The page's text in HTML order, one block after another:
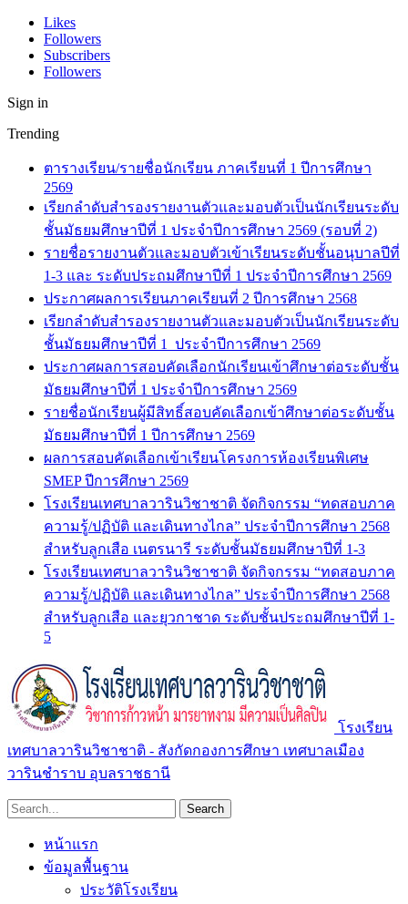
Likes
Followers
Subscribers
Followers
Sign in
Trending
ตารางเรียน/รายชื่อนักเรียน ภาคเรียนที่ 1 ปีการศึกษา
2569
เรียกลำดับสำรองรายงานตัวและมอบตัวเป็นนักเรียนระดับ
ชั้นมัธยมศึกษาปีที่ 1 ประจำปีการศึกษา 2569 (รอบที่ 2)
รายชื่อรายงานตัวและมอบตัวเข้าเรียนระดับชั้นอนุบาลปีที่
1-3 และ ระดับประถมศึกษาปีที่ 1 ประจำปีการศึกษา 2569
ประกาศผลการเรียนภาคเรียนที่ 2 ปีการศึกษา 2568
เรียกลำดับสำรองรายงานตัวและมอบตัวเป็นนักเรียนระดับ
ชั้นมัธยมศึกษาปีที่ 1 ประจำปีการศึกษา 2569
ประกาศผลการสอบคัดเลือกนักเรียนเข้าศึกษาต่อระดับชั้น
มัธยมศึกษาปีที่ 1 ประจำปีการศึกษา 2569
รายชื่อนักเรียนผู้มีสิทธิ์สอบคัดเลือกเข้าศึกษาต่อระดับชั้น
มัธยมศึกษาปีที่ 1 ปีการศึกษา 2569
ผลการสอบคัดเลือกเข้าเรียนโครงการห้องเรียนพิเศษ
SMEP ปีการศึกษา 2569
โรงเรียนเทศบาลวารินวิชาชาติ จัดกิจกรรม “ทดสอบภาค
ความรู้/ปฏิบัติ และเดินทางไกล” ประจำปีการศึกษา 2568
สำหรับลูกเสือ เนตรนารี ระดับชั้นมัธยมศึกษาปีที่ 1-3
โรงเรียนเทศบาลวารินวิชาชาติ จัดกิจกรรม “ทดสอบภาค
ความรู้/ปฏิบัติ และเดินทางไกล” ประจำปีการศึกษา 2568
สำหรับลูกเสือ และยุวกาชาด ระดับชั้นประถมศึกษาปีที่ 1-
5
โรงเรียน
เทศบาลวารินวิชาชาติ - สังกัดกองการศึกษา เทศบาลเมือง
วารินชำราบ อุบลราชธานี
หน้าแรก
ข้อมูลพื้นฐาน
ประวัติโรงเรียน